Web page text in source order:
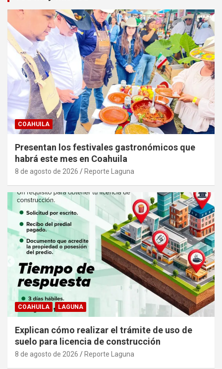
COAHUILA
Presentan los festivales gastronómicos que
habrá este mes en Coahuila
8 de agosto de 2026 Reporte Laguna
COAHUILA LAGUNA
Explican cómo realizar el trámite de uso de
suelo para licencia de construcción
8 de agosto de 2026 Reporte Laguna